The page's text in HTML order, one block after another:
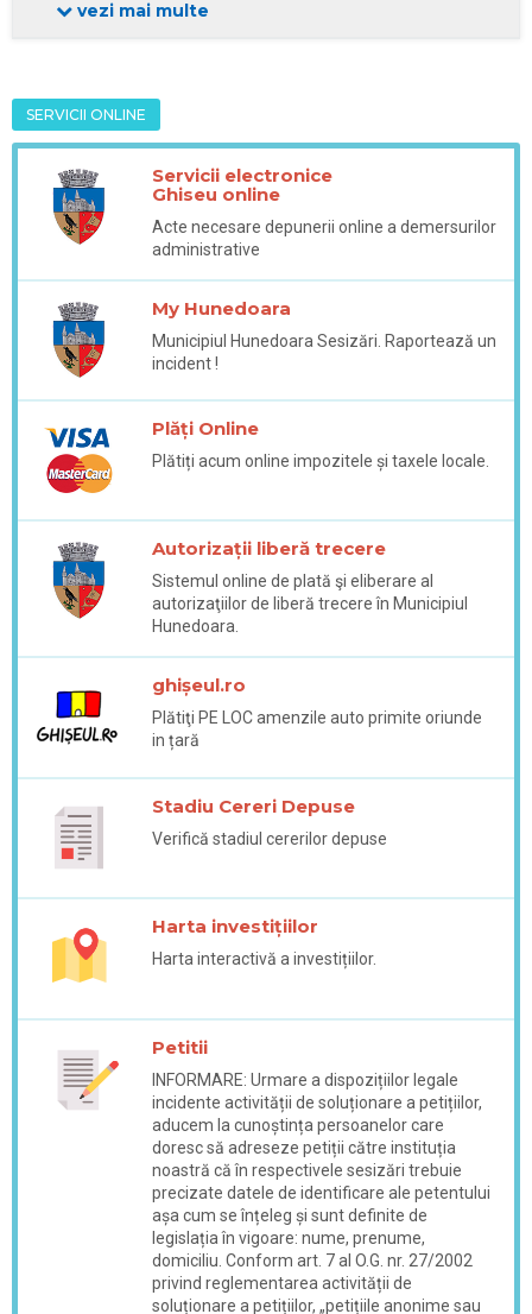
vezi mai multe
SERVICII ONLINE
Servicii electronice
Ghiseu online
Acte necesare depunerii online a demersurilor
administrative
My Hunedoara
Municipiul Hunedoara Sesizări. Raportează un
incident !
Plăți Online
Plătiți acum online impozitele și taxele locale.
Autorizații liberă trecere
Sistemul online de plată şi eliberare al
autorizaţiilor de liberă trecere în Municipiul
Hunedoara.
ghișeul.ro
Plătiţi PE LOC amenzile auto primite oriunde
in țară
Stadiu Cereri Depuse
Verifică stadiul cererilor depuse
Harta investițiilor
Harta interactivă a investițiilor.
Petitii
INFORMARE: Urmare a dispozițiilor legale
incidente activității de soluționare a petițiilor,
aducem la cunoștința persoanelor care
doresc să adreseze petiții către instituția
noastră că în respectivele sesizări trebuie
precizate datele de identificare ale petentului
așa cum se înțeleg și sunt definite de
legislația în vigoare: nume, prenume,
domiciliu. Conform art. 7 al O.G. nr. 27/2002
privind reglementarea activității de
soluționare a petițiilor, „petițiile anonime sau